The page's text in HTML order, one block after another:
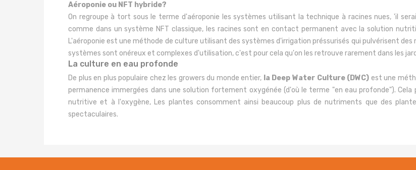
Aéroponie ou NFT hybride?
On regroupe à tort sous le terme d'aéroponie les systèmes utilisant la technique à racines nues, 'il
comme dans un système NFT classique, les racines sont en contact permanent avec la solution
L'aéroponie est une méthode de culture utilisant des systèmes d'irrigation préssurisés qui pulvérisent
systèmes sont onéreux et complexes d'utilisation, c'est pour cela qu'on les retrouve rarement dans les
La culture en eau profonde
De plus en plus populaire chez les growers du monde entier, la Deep Water Culture (DWC) est une
permanence immergées dans une solution fortement oxygénée (d'où le terme "en eau profonde").
nutritive et à l'oxygène, Les plantes consomment ainsi beaucoup plus de nutriments que des
spectaculaires.